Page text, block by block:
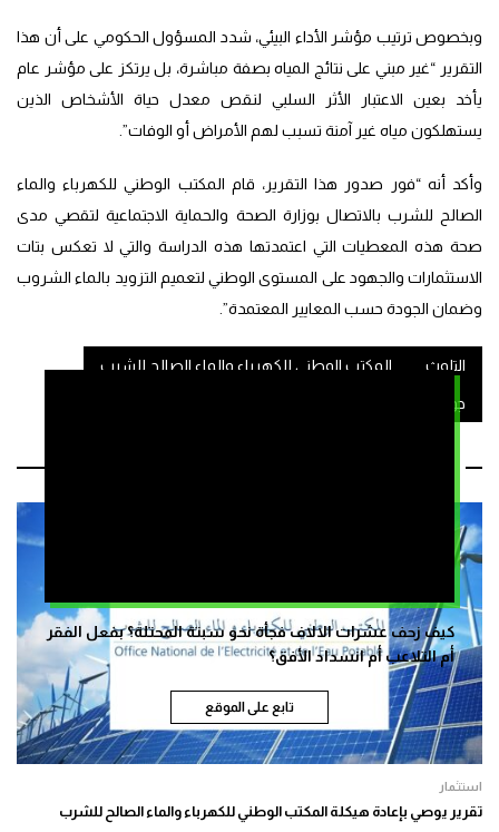
كيف زحف عشرات الالاف فجأة نحو سبتة المحتلة؟ بفعل الفقر
أم التلاعب أم انسداد الأفق؟
تابع على الموقع
وبخصوص ترتيب مؤشر الأداء البيئي، شدد المسؤول الحكومي على أن هذا
التقرير “غير مبني على نتائج المياه بصفة مباشرة، بل يرتكز على مؤشر عام
يأخد بعين الاعتبار الأثر السلبي لنقص معدل حياة الأشخاص الذين
يستهلكون مياه غير آمنة تسبب لهم الأمراض أو الوفات”.
وأكد أنه “فور صدور هذا التقرير، قام المكتب الوطني للكهرباء والماء
الصالح للشرب بالاتصال بوزارة الصحة والحماية الاجتماعية لتقصي مدى
صحة هذه المعطيات التي اعتمدتها هذه الدراسة والتي لا تعكس بتات
الاستثمارات والجهود على المستوى الوطني لتعميم التزويد بالماء الشروب
وضمان الجودة حسب المعايير المعتمدة”.
التلوث المكتب الوطني للكهرباء والماء الصالح للشرب
جودة الماء
استثمار
تقرير يوصي بإعادة هيكلة المكتب الوطني للكهرباء والماء الصالح للشرب